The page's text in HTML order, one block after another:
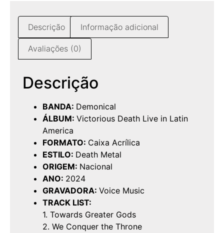
Descrição Informação adicional
Avaliações (0)
Descrição
BANDA: Demonical
ÁLBUM: Victorious Death Live in Latin
America
FORMATO: Caixa Acrílica
ESTILO: Death Metal
ORIGEM: Nacional
ANO: 2024
GRAVADORA: Voice Music
TRACK LIST:
1. Towards Greater Gods
2. We Conquer the Throne